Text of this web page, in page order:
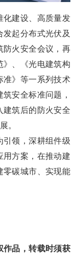
建设、高质量发
起分布式光伏及
防火安全会议，再
》、《光电建筑构
准》等一系列技术
安全标准问题，
建筑后的防火安全
。
领，深耕组件级
用方案，在推动建
零碳城市、实现能
品，转载时须获